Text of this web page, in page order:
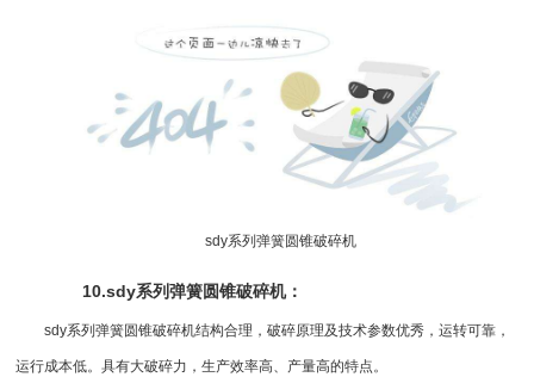
sdy系列弹簧圆锥破碎机
10.sdy系列弹簧圆锥破碎机：
sdy系列弹簧圆锥破碎机结构合理，破碎原理及技术参数优秀，运转可靠，
运行成本低。具有大破碎力，生产效率高、产量高的特点。